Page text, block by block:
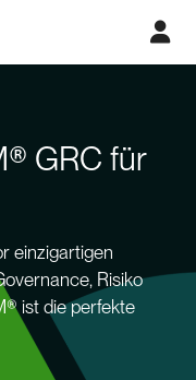
GRC für
einzigartigen
Risiko
ist die perfekte